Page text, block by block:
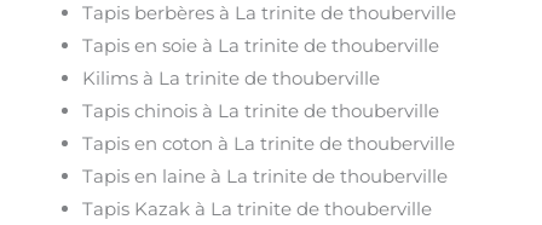
Tapis berbères à La trinite de thouberville
Tapis en soie à La trinite de thouberville
Kilims à La trinite de thouberville
Tapis chinois à La trinite de thouberville
Tapis en coton à La trinite de thouberville
Tapis en laine à La trinite de thouberville
Tapis Kazak à La trinite de thouberville